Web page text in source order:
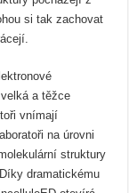
si tak zachovat
a těžce
vnímají
na úrovni
struktury
dramatickému